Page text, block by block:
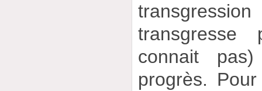
connait
progrès.